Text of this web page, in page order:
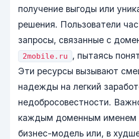
получение выгоды или
решения. Пользователи
запросы, связанные с
2mobile.ru
, пытаясь
Эти ресурсы вызывают
надежды на легкий
недобросовестности.
каждым доменным именем
бизнес-модель или, в